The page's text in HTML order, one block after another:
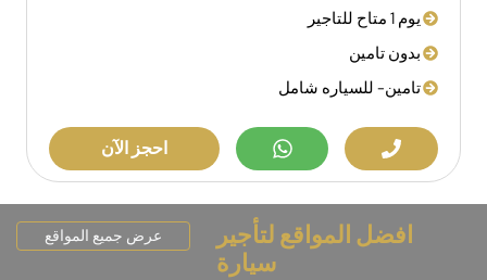
يوم 1 متاح للتاجير
بدون تامين
تامين- للسياره شامل
احجز الآن
افضل المواقع لتأجير
سيارة
عرض جميع المواقع